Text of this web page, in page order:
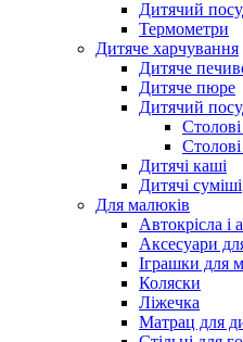
Дитячий
Термометри
Дитяче харчування
Дитяче
Дитяче пюре
Дитячий
Дитячі каші
Дитячі суміші
Для малюків
Автокрісла і
Аксесуари
Іграшки для
Коляски
Ліжечка
Матрац для